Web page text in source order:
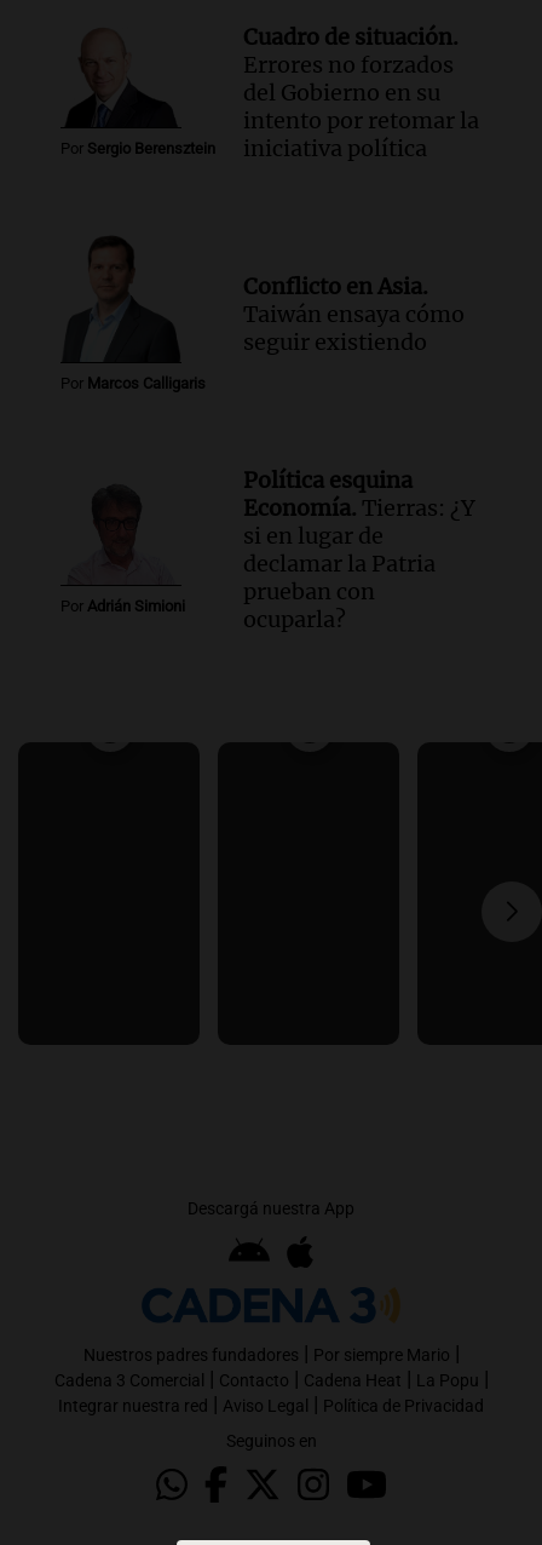
Por Sergio Berensztein
Cuadro de situación.
Errores no forzados
del Gobierno en su
intento por retomar la
iniciativa política
Por Marcos Calligaris
Conflicto en Asia.
Taiwán ensaya cómo
seguir existiendo
Por Adrián Simioni
Política esquina
Economía. Tierras: ¿Y
si en lugar de
declamar la Patria
prueban con
ocuparla?
Descargá nuestra App
Nuestros padres fundadores | Por siempre Mario |
Cadena 3 Comercial | Contacto | Cadena Heat | La Popu |
Integrar nuestra red | Aviso Legal | Política de Privacidad
Seguinos en